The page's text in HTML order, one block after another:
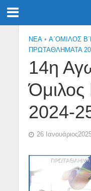
NEA • Α΄ΟΜΙΛΟΣ
ΠΡΩΤΑΘΛΗΜΑΤΑ
14η
Όμιλος
2024-
26